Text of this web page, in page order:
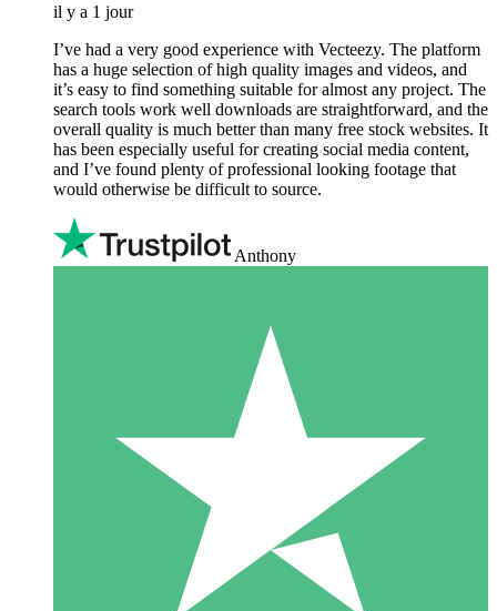
il y a 1 jour
I’ve had a very good experience with Vecteezy. The platform
has a huge selection of high quality images and videos, and
it’s easy to find something suitable for almost any project. The
search tools work well downloads are straightforward, and the
overall quality is much better than many free stock websites. It
has been especially useful for creating social media content,
and I’ve found plenty of professional looking footage that
would otherwise be difficult to source.
Anthony